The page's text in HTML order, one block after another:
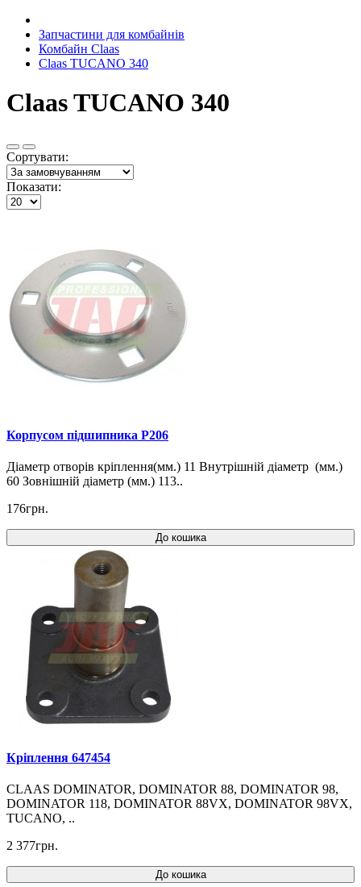
Запчастини для комбайнів
Комбайн Claas
Claas TUCANO 340
Claas TUCANO 340
Сортувати:
Показати:
Корпусом підшипника P206
Діаметр отворів кріплення(мм.) 11 Внутрішній діаметр (мм.)
60 Зовнішній діаметр (мм.) 113..
176грн.
До кошика
Кріплення 647454
CLAAS DOMINATOR, DOMINATOR 88, DOMINATOR 98,
DOMINATOR 118, DOMINATOR 88VX, DOMINATOR 98VX,
TUCANO, ..
2 377грн.
До кошика